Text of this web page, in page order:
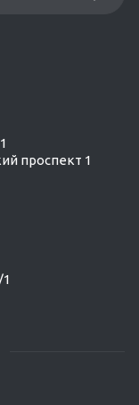
проспект 1